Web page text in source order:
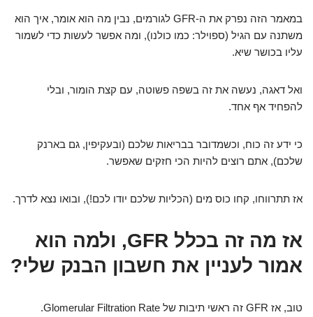
במאמר הזה נפרק את ה-GFR לגורמים, נבין מה הוא אומר, איך הוא
משתנה עם הגיל (ספוילר: כמו כולנו), ומה אפשר לעשות כדי לשמור
עליו בכושר שיא.
ואל דאגה, נעשה את זה בשפה פשוטה, עם קצת הומור, ובלי
להפחיד אף אחד.
כי ידע זה כוח, וכשמדובר בבריאות שלכם (ובעקיפין, גם בארנק
שלכם), אתם רוצים להיות הכי חזקים שאפשר.
אז תתרווחו, קחו כוס מים (הכליות שלכם יודו לכם!), ובואו נצא לדרך.
אז מה זה בכלל GFR, ולמה הוא
אמור לעניין את חשבון הבנק שלי?
טוב, אז GFR זה ראשי תיבות של Glomerular Filtration Rate.